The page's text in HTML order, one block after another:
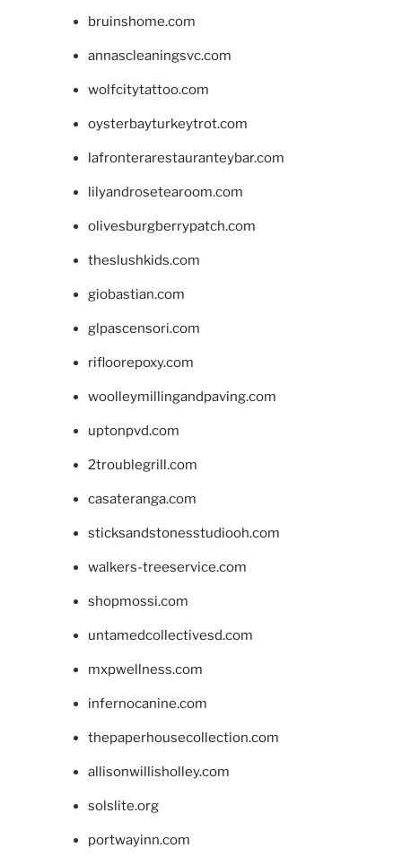
bruinshome.com
annascleaningsvc.com
wolfcitytattoo.com
oysterbayturkeytrot.com
lafronterarestauranteybar.com
lilyandrosetearoom.com
olivesburgberrypatch.com
theslushkids.com
giobastian.com
glpascensori.com
rifloorepoxy.com
woolleymillingandpaving.com
uptonpvd.com
2troublegrill.com
casateranga.com
sticksandstonesstudiooh.com
walkers-treeservice.com
shopmossi.com
untamedcollectivesd.com
mxpwellness.com
infernocanine.com
thepaperhousecollection.com
allisonwillisholley.com
solslite.org
portwayinn.com